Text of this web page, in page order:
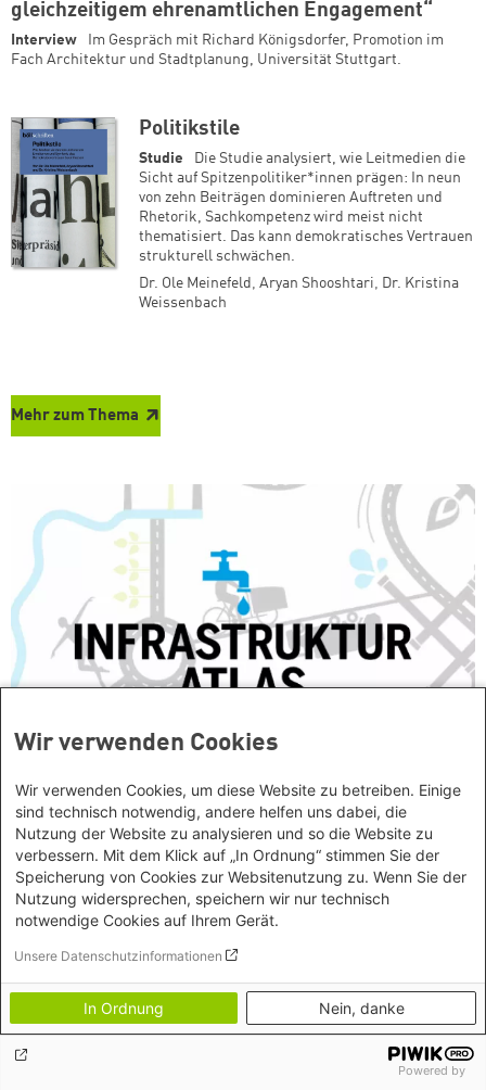
gleichzeitigem ehrenamtlichen Engagement“
Interview
Im Gespräch mit Richard Königsdorfer, Promotion im
Fach Architektur und Stadtplanung, Universität Stuttgart.
Politikstile
Studie
Die Studie analysiert, wie Leitmedien die
Sicht auf Spitzenpolitiker*innen prägen: In neun
von zehn Beiträgen dominieren Auftreten und
Rhetorik, Sachkompetenz wird meist nicht
thematisiert. Das kann demokratisches Vertrauen
strukturell schwächen.
Dr. Ole Meinefeld , Aryan Shooshtari, Dr. Kristina
Weissenbach
Mehr zum Thema
Infrastrukturatlas - Daten und Fakten
Daten und Fakten
Sabine Demsar (sie/ihr)
Europa und Internationales
Wir verwenden Cookies
Wir verwenden Cookies, um diese Website zu betreiben. Einige
sind technisch notwendig, andere helfen uns dabei, die
Nutzung der Website zu analysieren und so die Website zu
verbessern. Mit dem Klick auf „In Ordnung“ stimmen Sie der
Speicherung von Cookies zur Websitenutzung zu. Wenn Sie der
Nutzung widersprechen, speichern wir nur technisch
notwendige Cookies auf Ihrem Gerät.
Unsere Datenschutzinformationen
In Ordnung Nein, danke
Powered by